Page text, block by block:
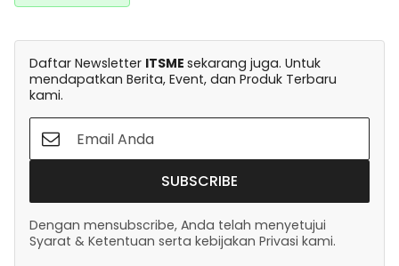
Daftar Newsletter ITSME sekarang juga. Untuk
mendapatkan Berita, Event, dan Produk Terbaru
kami.
SUBSCRIBE
Dengan mensubscribe, Anda telah menyetujui
Syarat & Ketentuan serta kebijakan Privasi kami.